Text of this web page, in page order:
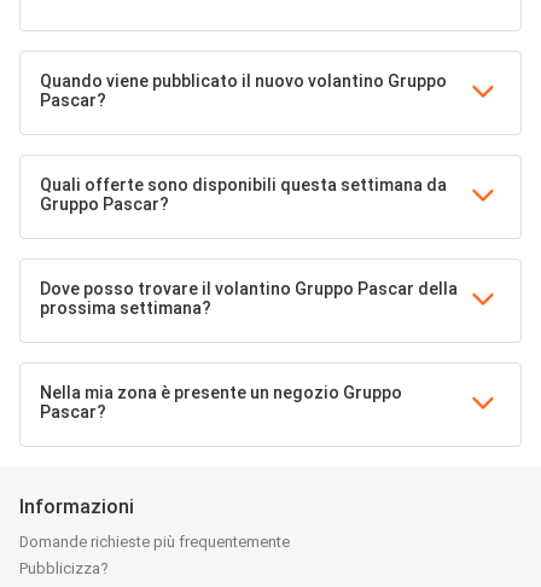
Quando viene pubblicato il nuovo volantino Gruppo
Pascar?
Quali offerte sono disponibili questa settimana da
Gruppo Pascar?
Dove posso trovare il volantino Gruppo Pascar della
prossima settimana?
Nella mia zona è presente un negozio Gruppo
Pascar?
Informazioni
Domande richieste più frequentemente
Pubblicizza?